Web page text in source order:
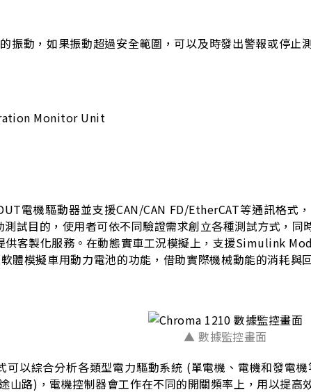
動，如果振動超過安全範圍，可以及時發出警報或停止
電機驅動器並支援CAN/CAN FD/EtherCAT等通訊格式
試目的，使用者可依不同驗證需求創立各種測試方式，同
客製化服務。在動態實車工況模擬上，支援Simulink
體模擬車用動力電池的功能，借助實際機械動能的消耗與
▲ 數據監控畫面
以綜合分析各類型電力驅動系統 (單電機、電機和發電
路)，電機控制器會工作在不同的開關頻率上，用以提高